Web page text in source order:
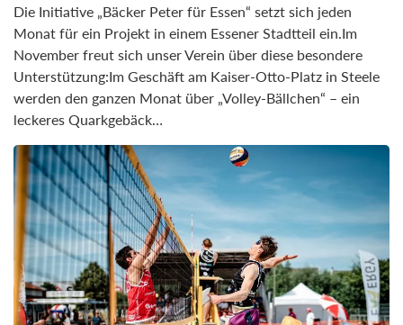
Die Initiative „Bäcker Peter für Essen“ setzt sich jeden
Monat für ein Projekt in einem Essener Stadtteil ein.Im
November freut sich unser Verein über diese besondere
Unterstützung:Im Geschäft am Kaiser-Otto-Platz in Steele
werden den ganzen Monat über „Volley-Bällchen“ – ein
leckeres Quarkgebäck…